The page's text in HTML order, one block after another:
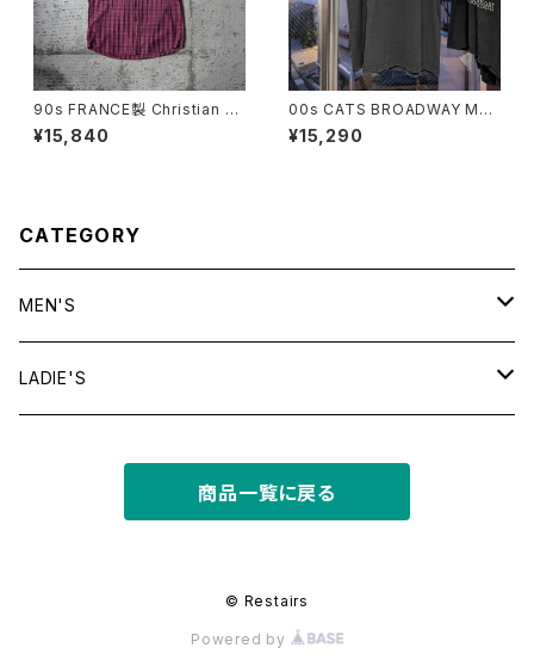
90s FRANCE製 Christian Di
or Checkered S/S Shirt
¥15,840
00s CATS BROADWAY MU
SICAL TEE
¥15,290
CATEGORY
MEN'S
tops
LADIE'S
商品一覧に戻る
© Restairs
Powered by